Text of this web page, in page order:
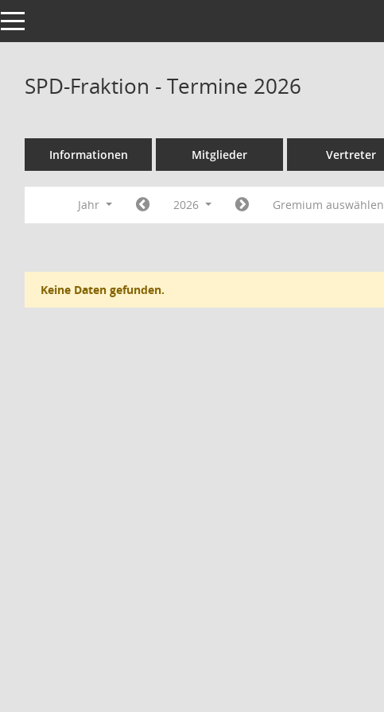
Toggle navigation
SPD-Fraktion - Termine 2026
Informationen Mitglieder Vertreter
Jahr 2026 Gremium auswählen
Keine Daten gefunden.